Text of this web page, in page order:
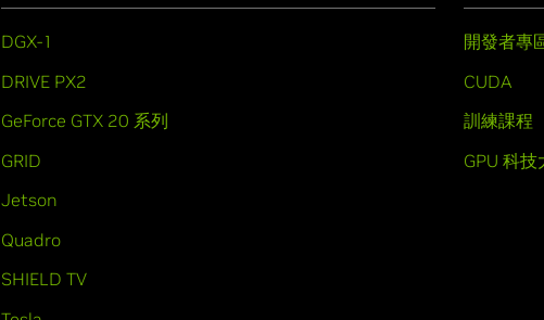
DGX-1
DRIVE PX2
GeForce GTX 20 系列
GRID
Jetson
Quadro
SHIELD TV
開發者專
CUDA
訓練課程
GPU 科技